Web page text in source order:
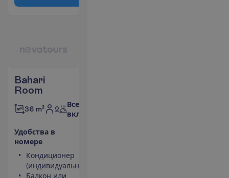
Bahari
Room
36 m² 2
Все
включено
Удобства в
номере
Кондиционер
(индивидуальный)
Балкон или